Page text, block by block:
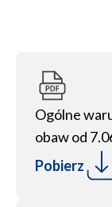
Ogólne
obaw od
Pobierz